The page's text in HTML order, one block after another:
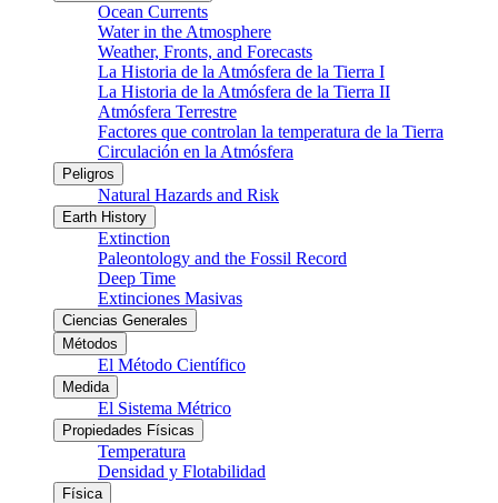
Ocean Currents
Water in the Atmosphere
Weather, Fronts, and Forecasts
La Historia de la Atmósfera de la Tierra I
La Historia de la Atmósfera de la Tierra II
Atmósfera Terrestre
Factores que controlan la temperatura de la Tierra
Circulación en la Atmósfera
Peligros
Natural Hazards and Risk
Earth History
Extinction
Paleontology and the Fossil Record
Deep Time
Extinciones Masivas
Ciencias Generales
Métodos
El Método Científico
Medida
El Sistema Métrico
Propiedades Físicas
Temperatura
Densidad y Flotabilidad
Física